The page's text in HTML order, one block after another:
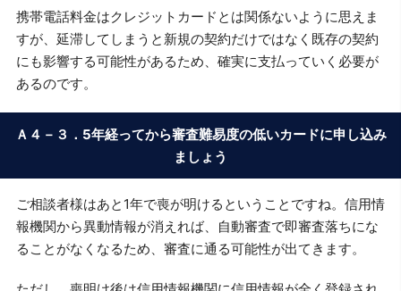
携帯電話料金はクレジットカードとは関係ないように思えま
すが、延滞してしまうと新規の契約だけではなく既存の契約
にも影響する可能性があるため、確実に支払っていく必要が
あるのです。
Ａ４－３．5年経ってから審査難易度の低いカードに申し込み
ましょう
ご相談者様はあと1年で喪が明けるということですね。信用情
報機関から異動情報が消えれば、自動審査で即審査落ちにな
ることがなくなるため、審査に通る可能性が出てきます。